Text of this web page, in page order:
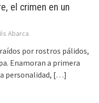
el crimen en un
Abarca
por rostros pálidos,
Enamoran a primera
personalidad, […]